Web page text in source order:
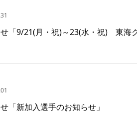
「9/21(月・祝)～23(水・祝) 東海
「新加入選手のお知らせ」